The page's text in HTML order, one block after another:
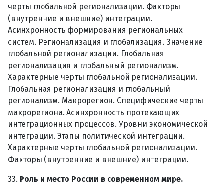
черты глобальной регионализации. Факторы
(внутренние и внешние) интеграции.
Асинхронность формирования региональных
систем. Регионализация и глобализация. Значение
глобальной регионализации. Глобальная
регионализация и глобальный регионализм.
Характерные черты глобальной регионализации.
Глобальная регионализация и глобальный
регионализм. Макрорегион. Специфические черты
макрорегиона. Асинхронность протекающих
интеграционных процессов. Уровни экономической
интеграции. Этапы политической интеграции.
Характерные черты глобальной регионализации.
Факторы (внутренние и внешние) интеграции.
33. Роль и место России в современном мире.